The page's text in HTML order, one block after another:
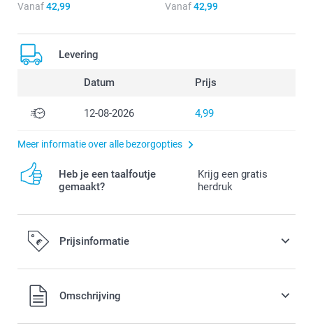
Vanaf42,99 Vanaf42,99
Levering
Datum Prijs
12-08-2026 4,99
Meer informatie over alle bezorgopties
Heb je een taalfoutje
gemaakt?
Krijg een gratis
herdruk
Prijsinformatie
Alle prijzen zijn in EURO (€) inclusief BTW en exclusief
verzendkosten.Omschrijving